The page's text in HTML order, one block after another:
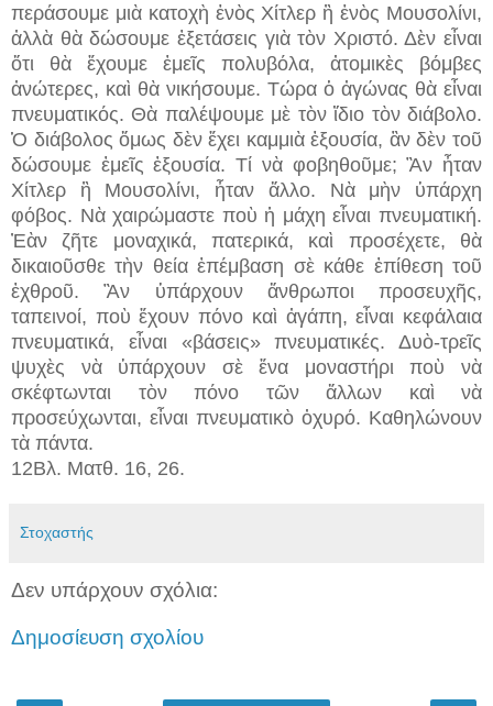
περάσουμε μιὰ κατοχὴ ἑνὸς Χίτλερ ἢ ἑνὸς Μουσολίνι,
ἀλλὰ θὰ δώσουμε ἐξετάσεις γιὰ τὸν Χριστό. Δὲν εἶναι
ὅτι θὰ ἔχουμε ἐμεῖς πολυβόλα, ἀτομικὲς βόμβες
ἀνώτερες, καὶ θὰ νικήσουμε. Τώρα ὁ ἀγώνας θὰ εἶναι
πνευματικός. Θὰ παλέψουμε μὲ τὸν ἴδιο τὸν διάβολο.
Ὁ διάβολος ὅμως δὲν ἔχει καμμιὰ ἐξουσία, ἂν δὲν τοῦ
δώσουμε ἐμεῖς ἐξουσία. Τί νὰ φοβηθοῦμε; Ἂν ἦταν
Χίτλερ ἢ Μουσολίνι, ἦταν ἄλλο. Νὰ μὴν ὑπάρχη
φόβος. Νὰ χαιρώμαστε ποὺ ἡ μάχη εἶναι πνευματική.
Ἐὰν ζῆτε μοναχικά, πατερικά, καὶ προσέχετε, θὰ
δικαιοῦσθε τὴν θεία ἐπέμβαση σὲ κάθε ἐπίθεση τοῦ
ἐχθροῦ. Ἂν ὑπάρχουν ἄνθρωποι προσευχῆς,
ταπεινοί, ποὺ ἔχουν πόνο καὶ ἀγάπη, εἶναι κεφάλαια
πνευματικά, εἶναι «βάσεις» πνευματικές. Δυὸ-τρεῖς
ψυχὲς νὰ ὑπάρχουν σὲ ἕνα μοναστήρι ποὺ νὰ
σκέφτωνται τὸν πόνο τῶν ἄλλων καὶ νὰ
προσεύχωνται, εἶναι πνευματικὸ ὀχυρό. Καθηλώνουν
τὰ πάντα.
12Βλ. Ματθ. 16, 26.
Στοχαστής
Δεν υπάρχουν σχόλια:
Δημοσίευση σχολίου